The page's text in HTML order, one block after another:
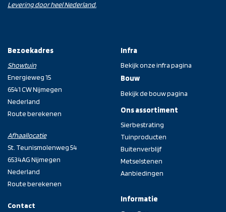
Levering door heel Nederland.
Bezoekadres
Showtuin
Energieweg 15
6541 CW Nijmegen
Nederland
Route berekenen
Afhaallocatie
St. Teunismolenweg 54
6534AG Nijmegen
Nederland
Route berekenen
Contact
Infra
Bekijk onze infra pagina
Bouw
Bekijk de bouw pagina
Ons assortiment
Sierbestrating
Tuinproducten
Buitenverblijf
Metselstenen
Aanbiedingen
Informatie